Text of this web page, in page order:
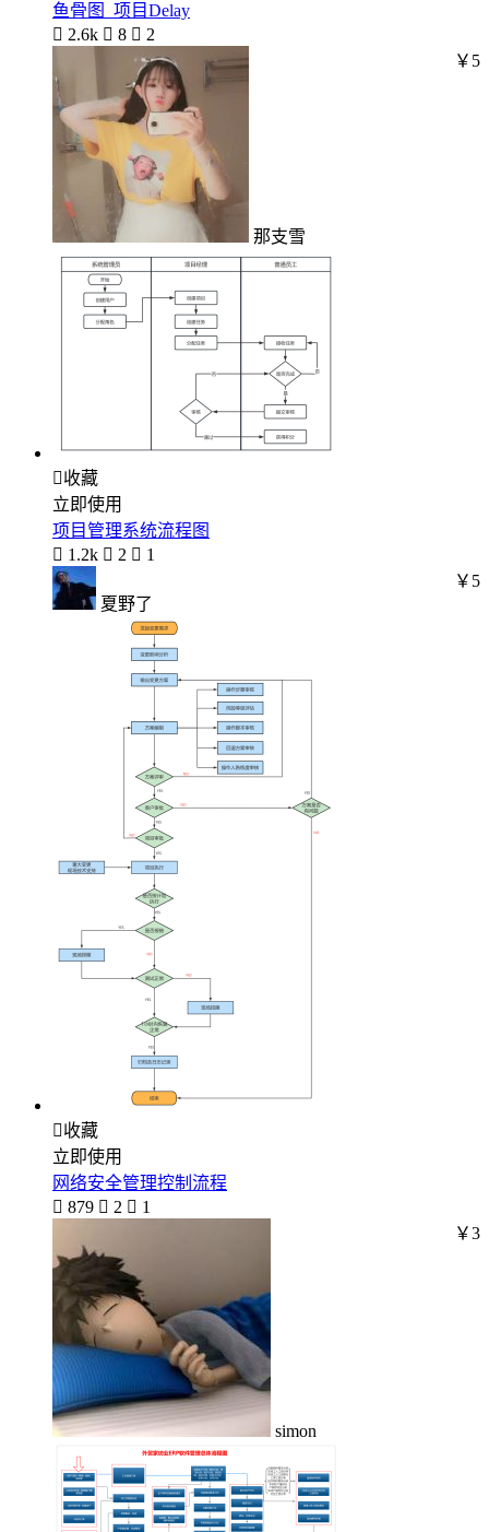
鱼骨图_项目Delay
 2.6k  8  2
那支雪
￥5
收藏
立即使用
项目管理系统流程图
 1.2k  2  1
夏野了
￥5
收藏
立即使用
网络安全管理控制流程
 879  2  1
simon
￥3